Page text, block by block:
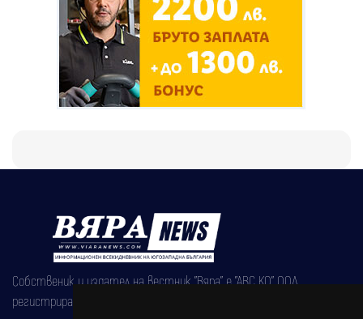
Собственик и издател на вестник "Вяра" е "АВС КО" ООД,
регистрирана на 08.05.2002 година.